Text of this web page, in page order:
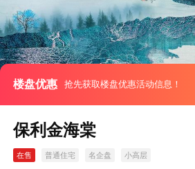
楼盘优惠 抢先获取楼盘优惠活动信息！
保利金海棠
在售 普通住宅 名企盘 小高层